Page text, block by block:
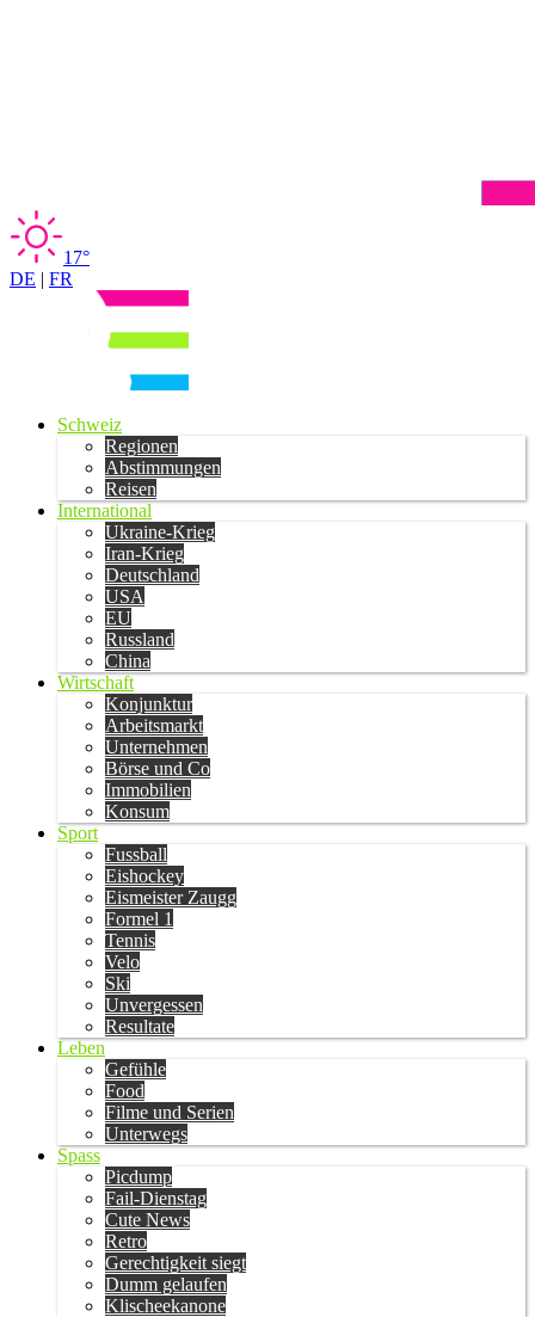
17°
DE | FR
Schweiz
Regionen
Abstimmungen
Reisen
International
Ukraine-Krieg
Iran-Krieg
Deutschland
USA
EU
Russland
China
Wirtschaft
Konjunktur
Arbeitsmarkt
Unternehmen
Börse und Co
Immobilien
Konsum
Sport
Fussball
Eishockey
Eismeister Zaugg
Formel 1
Tennis
Velo
Ski
Unvergessen
Resultate
Leben
Gefühle
Food
Filme und Serien
Unterwegs
Spass
Picdump
Fail-Dienstag
Cute News
Retro
Gerechtigkeit siegt
Dumm gelaufen
Klischeekanone